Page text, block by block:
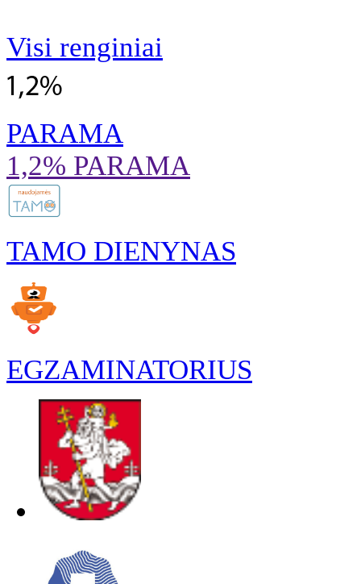
Visi renginiai
PARAMA
1,2% PARAMA
TAMO DIENYNAS
EGZAMINATORIUS